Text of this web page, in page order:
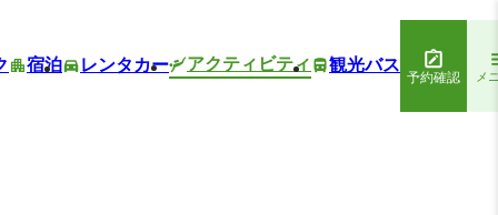
宿泊 レンタカー アクティビティ 観光バス
予約確認 メ